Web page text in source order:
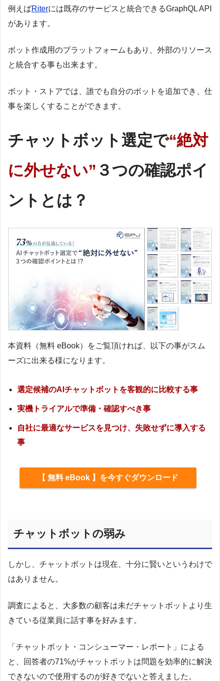
例えばRiterには既存のサービスと統合できるGraphQL API
があります。
ボット作成用のプラットフォームもあり、外部のリソース
と統合する事も出来ます。
ボット・ストアでは、誰でも自分のボットを追加でき、仕
事を楽しくすることができます。
チャットボット選定で“絶対
に外せない” ３つの確認ポイ
ントとは？
本資料（無料 eBook）をご覧頂ければ、以下の事がスム
ーズに出来る様になります。
選定候補のAIチャットボットを客観的に比較する事
実機トライアルで準備・確認すべき事
自社に最適なサービスを見つけ、失敗せずに導入する
事
【 無料 eBook 】を今すぐダウンロード
チャットボットの弱み
しかし、チャットボットは現在、十分に賢いというわけで
はありません。
調査によると、大多数の顧客は未だチャットボットより生
きている従業員に話す事を好みます。
「チャットボット・コンシューマー・レポート」による
と、回答者の71%がチャットボットは問題を効率的に解決
できないので使用するのが好きでないと答えました。